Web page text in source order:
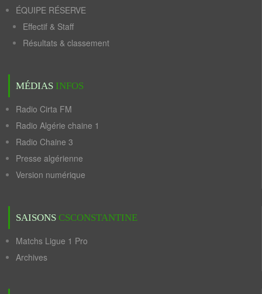
ÉQUIPE RÉSERVE
Effectif & Staff
Résultats & classement
MÉDIAS INFOS
Radio Cirta FM
Radio Algérie chaine 1
Radio Chaine 3
Presse algérienne
Version numérique
SAISONS CSCONSTANTINE
Matchs Ligue 1 Pro
Archives